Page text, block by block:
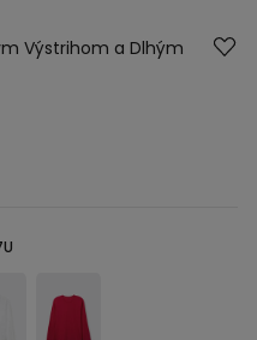
Výstrihom a Dlhým